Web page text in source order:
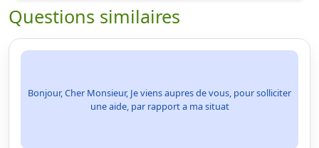
Questions similaires
Bonjour, Cher Monsieur, Je viens aupres de vous, pour solliciter
une aide, par rapport a ma situat